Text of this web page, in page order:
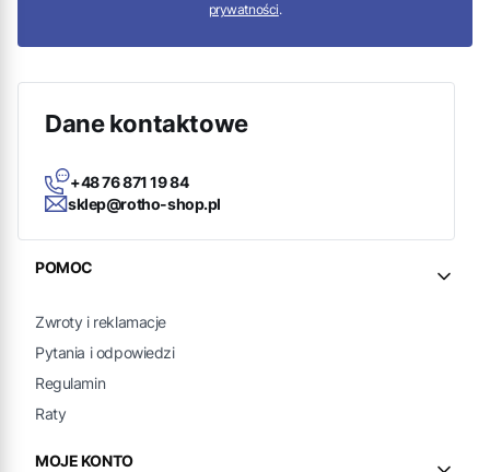
prywatności.
Dane kontaktowe
+48 76 871 19 84
sklep@rotho-shop.pl
Linki w stopce
POMOC
Zwroty i reklamacje
Pytania i odpowiedzi
Regulamin
Raty
MOJE KONTO